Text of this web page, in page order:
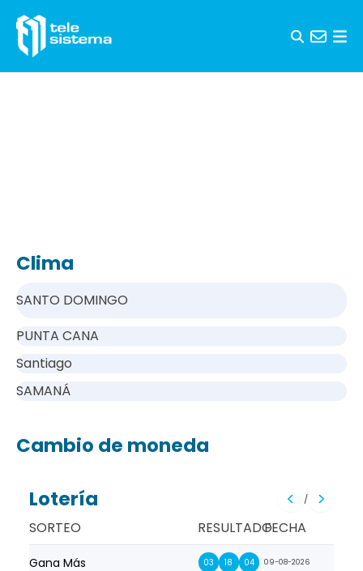
Clima
SANTO DOMINGO
PUNTA CANA
Santiago
SAMANÁ
Cambio de moneda
Lotería /
SORTEO RESULTADOFECHA
Gana Más 03 18 04 09-08-2026